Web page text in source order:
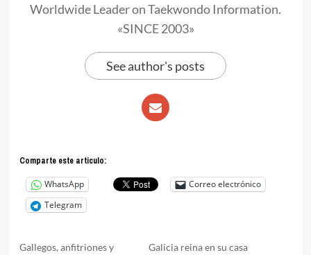
Worldwide Leader on Taekwondo Information.
«SINCE 2003»
See author's posts
Comparte este articulo:
WhatsApp
Correo electrónico
Telegram
Gallegos, anfitriones y
Galicia reina en su casa